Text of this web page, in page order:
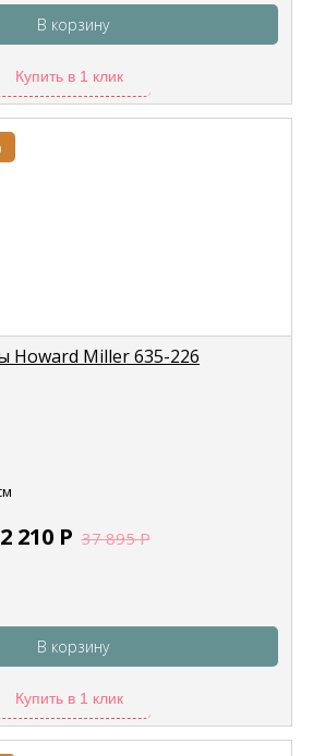
В корзину
Купить в 1 клик
Howard Miller 635-226
210 Р 37 895Р
В корзину
Купить в 1 клик